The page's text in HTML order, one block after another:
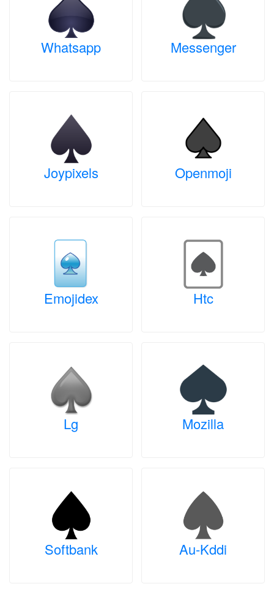
Whatsapp Messenger
Joypixels Openmoji
Emojidex Htc
Lg Mozilla
Softbank Au-Kddi